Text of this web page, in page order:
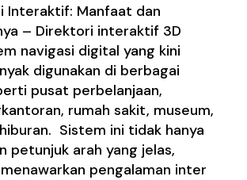
Interaktif: Manfaat dan
– Direktori interaktif 3D
navigasi digital yang kini
digunakan di berbagai
pusat perbelanjaan,
rumah sakit, museum,
Sistem ini tidak hanya
petunjuk arah yang jelas,
pengalaman inter